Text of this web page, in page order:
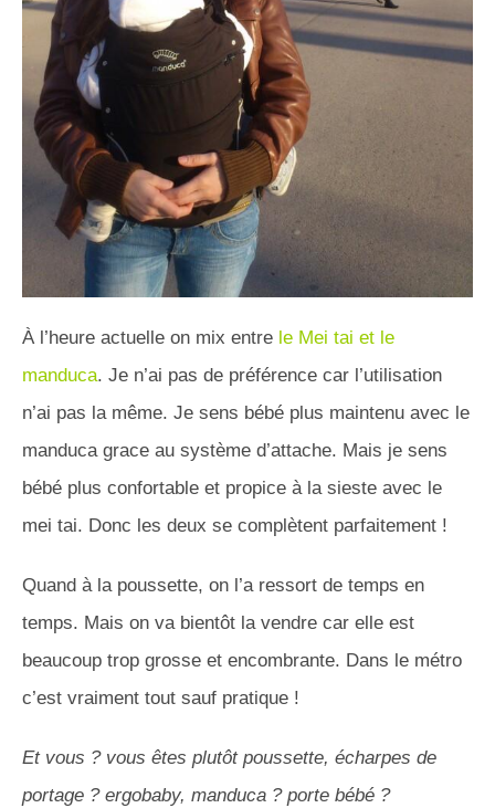
À l’heure actuelle on mix entre le Mei tai et le
manduca. Je n’ai pas de préférence car l’utilisation
n’ai pas la même. Je sens bébé plus maintenu avec le
manduca grace au système d’attache. Mais je sens
bébé plus confortable et propice à la sieste avec le
mei tai. Donc les deux se complètent parfaitement !
Quand à la poussette, on l’a ressort de temps en
temps. Mais on va bientôt la vendre car elle est
beaucoup trop grosse et encombrante. Dans le métro
c’est vraiment tout sauf pratique !
Et vous ? vous êtes plutôt poussette, écharpes de
portage ? ergobaby, manduca ? porte bébé ?